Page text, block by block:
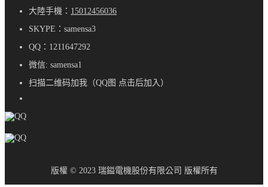
大陸手機： 15012456036
SKYPE：samensa3
QQ：1211647292
微信: samensa1
扫描二维码加我（QQ图 点击后加入）
版權 © 2023 瑞鎰電機股份有限公司 版權所有